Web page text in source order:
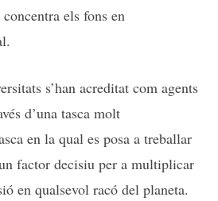
els fons en
s’han acreditat com agents
d’una tasca molt
en la qual es posa a treballar
factor decisiu per a multiplicar
en qualsevol racó del planeta.